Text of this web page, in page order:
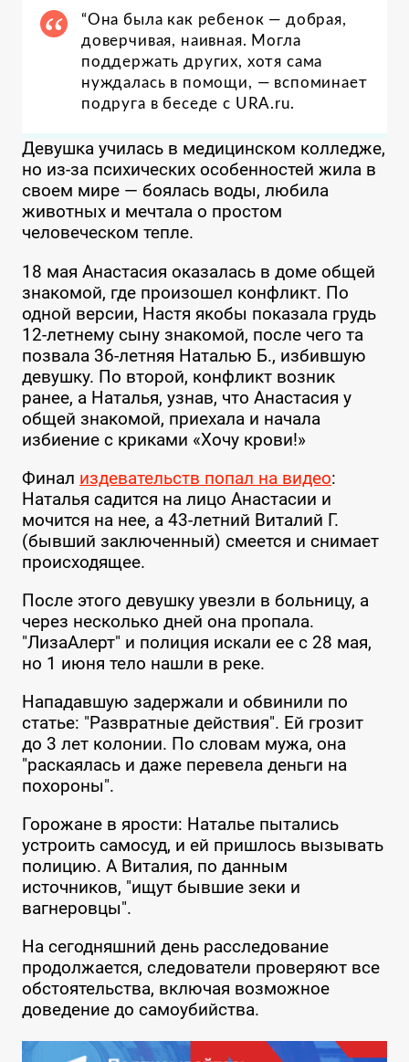
“Она была как ребенок — добрая,
доверчивая, наивная. Могла
поддержать других, хотя сама
нуждалась в помощи, — вспоминает
подруга в беседе с URA.ru.
Девушка училась в медицинском колледже,
но из-за психических особенностей жила в
своем мире — боялась воды, любила
животных и мечтала о простом
человеческом тепле.
18 мая Анастасия оказалась в доме общей
знакомой, где произошел конфликт. По
одной версии, Настя якобы показала грудь
12-летнему сыну знакомой, после чего та
позвала 36-летняя Наталью Б., избившую
девушку. По второй, конфликт возник
ранее, а Наталья, узнав, что Анастасия у
общей знакомой, приехала и начала
избиение с криками «Хочу крови!»
Финал издевательств попал на видео:
Наталья садится на лицо Анастасии и
мочится на нее, а 43-летний Виталий Г.
(бывший заключенный) смеется и снимает
происходящее.
После этого девушку увезли в больницу, а
через несколько дней она пропала.
"ЛизаАлерт" и полиция искали ее с 28 мая,
но 1 июня тело нашли в реке.
Нападавшую задержали и обвинили по
статье: "Развратные действия". Ей грозит
до 3 лет колонии. По словам мужа, она
"раскаялась и даже перевела деньги на
похороны".
Горожане в ярости: Наталье пытались
устроить самосуд, и ей пришлось вызывать
полицию. А Виталия, по данным
источников, "ищут бывшие зеки и
вагнеровцы".
На сегодняшний день расследование
продолжается, следователи проверяют все
обстоятельства, включая возможное
доведение до самоубийства.